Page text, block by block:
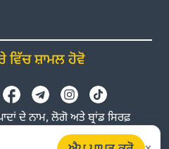
ਵਿੱਚ ਸ਼ਾਮਲ ਹੋਵੋ
ਦੇ ਨਾਮ, ਲੋਗੋ ਅਤੇ ਬ੍ਰਾਂਡ ਸਿਰਫ਼
ਅਤੇ ਰਜਿਸਟਰਡ ਟ੍ਰੇਡਮਾਰਕ